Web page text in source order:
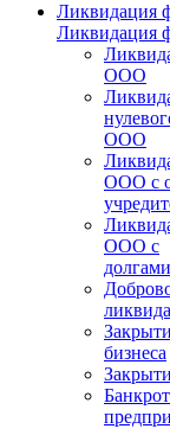
Ликвидация
Ликвидация
ООО
ООО
ООО с
ООО с
долгами
бизнеса